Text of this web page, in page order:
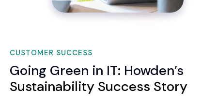
CUSTOMER SUCCESS
Going Green in IT: Howden’s
Sustainability Success Story